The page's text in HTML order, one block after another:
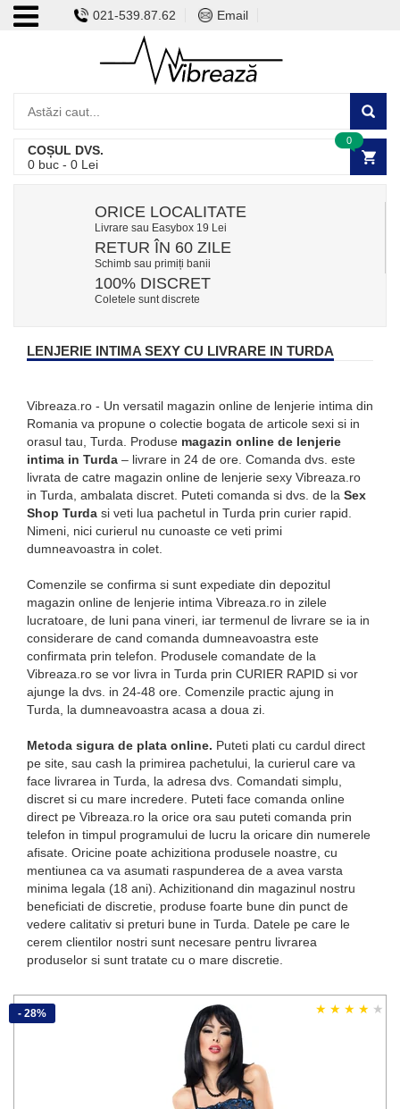
021-539.87.62 Email
COȘUL DVS.
0 buc - 0 Lei
0
ORICE LOCALITATE
Livrare sau Easybox 19 Lei
RETUR ÎN 60 ZILE
Schimb sau primiți banii
100% DISCRET
Coletele sunt discrete
LENJERIE INTIMA SEXY CU LIVRARE IN TURDA
Vibreaza.ro - Un versatil magazin online de lenjerie intima din
Romania va propune o colectie bogata de articole sexi si in
orasul tau, Turda. Produse magazin online de lenjerie
intima in Turda – livrare in 24 de ore. Comanda dvs. este
livrata de catre magazin online de lenjerie sexy Vibreaza.ro
in Turda, ambalata discret. Puteti comanda si dvs. de la Sex
Shop Turda si veti lua pachetul in Turda prin curier rapid.
Nimeni, nici curierul nu cunoaste ce veti primi
dumneavoastra in colet.
Comenzile se confirma si sunt expediate din depozitul
magazin online de lenjerie intima Vibreaza.ro in zilele
lucratoare, de luni pana vineri, iar termenul de livrare se ia in
considerare de cand comanda dumneavoastra este
confirmata prin telefon. Produsele comandate de la
Vibreaza.ro se vor livra in Turda prin CURIER RAPID si vor
ajunge la dvs. in 24-48 ore. Comenzile practic ajung in
Turda, la dumneavoastra acasa a doua zi.
Metoda sigura de plata online. Puteti plati cu cardul direct
pe site, sau cash la primirea pachetului, la curierul care va
face livrarea in Turda, la adresa dvs. Comandati simplu,
discret si cu mare incredere. Puteti face comanda online
direct pe Vibreaza.ro la orice ora sau puteti comanda prin
telefon in timpul programului de lucru la oricare din numerele
afisate. Oricine poate achizitiona produsele noastre, cu
mentiunea ca va asumati raspunderea de a avea varsta
minima legala (18 ani). Achizitionand din magazinul nostru
beneficiati de discretie, produse foarte bune din punct de
vedere calitativ si preturi bune in Turda. Datele pe care le
cerem clientilor nostri sunt necesare pentru livrarea
produselor si sunt tratate cu o mare discretie.
- 28%